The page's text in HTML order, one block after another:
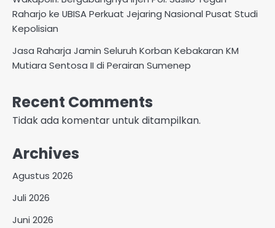
Raharjo ke UBISA Perkuat Jejaring Nasional Pusat Studi
Kepolisian
Jasa Raharja Jamin Seluruh Korban Kebakaran KM
Mutiara Sentosa II di Perairan Sumenep
Recent Comments
Tidak ada komentar untuk ditampilkan.
Archives
Agustus 2026
Juli 2026
Juni 2026